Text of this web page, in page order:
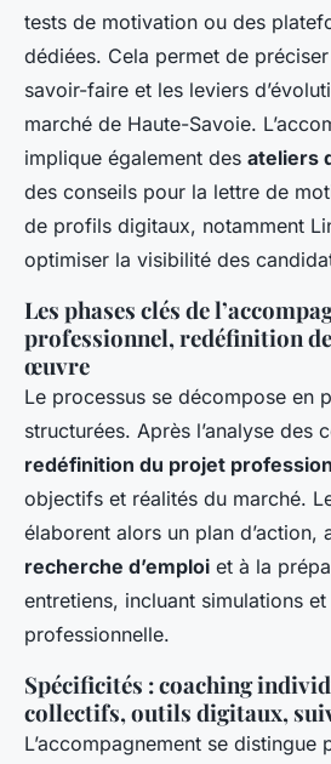
tests de motivation ou des
dédiées. Cela permet de
savoir-faire et les leviers
marché de Haute-Savoie.
implique également des ateliers
des conseils pour la lettre de
de profils digitaux, notamment
optimiser la visibilité des
Les phases clés de
professionnel, redéfinition
œuvre
Le processus se décompose en
structurées. Après l’analyse des
redéfinition du projet
objectifs et réalités du marché.
élaborent alors un plan d’action,
recherche d’emploi et à la
entretiens, incluant simulations
professionnelle.
Spécificités : coaching
collectifs, outils digitaux,
L’accompagnement se distingue